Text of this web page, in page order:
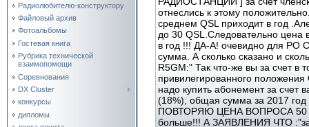
Радиолюбителю-конструктору
Файловый архив
Фотоальбомы
Гостевая книга
Рубрика технической
взаимопомощи
Соревнования
DX Cluster
конкурсы
дипломы
отнеслись к этому
среднем QSL приходит в год
до 30 QSL.Следовательно
в год !!! ДА-А! очевидно для РО
сумма. А сколько сказано и
R5GM:" Так что-же вы за счет в
привилегированного
надо купить абонемент за
(18%), общая сумма за 2017
ПОВТОРЯЮ ЦЕНА ВОПРОСА 50
больше!!! А ЗАЯВЛЕНИЯ ЧТО